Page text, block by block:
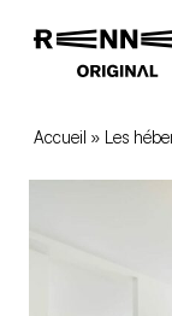
Accueil » Les